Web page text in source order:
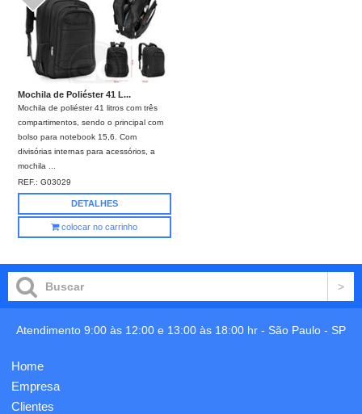
Mochila de Poliéster 41 L...
Mochila de poliéster 41 litros com três
compartimentos, sendo o principal com
bolso para notebook 15,6. Com
divisórias internas para acessórios, a
mochila ...
REF.:G03029
DETALHES
colocar no carrinho
Atendimento 9:00 às 12:00 e 13:00 às 18:00 hr - São Paulo - SP
Home
Empresa
Clientes